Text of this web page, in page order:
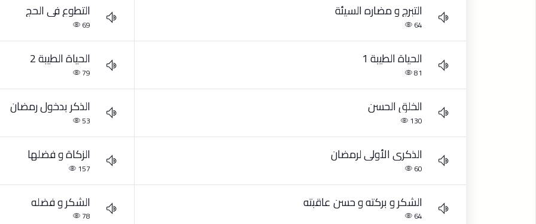
التبرج و مضاره السيئة
64
التطوع في الحج
69
الحياة الطيبة 1
81
الحياة الطيبة 2
79
الخلق الحسن
130
الذكر بدخول رمضان
53
الذكرى الأولى لرمضان
60
الزكاة و فضلها
157
الشكر و بركته و حسن عاقبته
64
الشكر و فضله
78